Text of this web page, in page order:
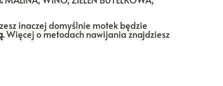
zł
inaczej domyślnie motek będzie
. Więcej o metodach nawijania znajdziesz